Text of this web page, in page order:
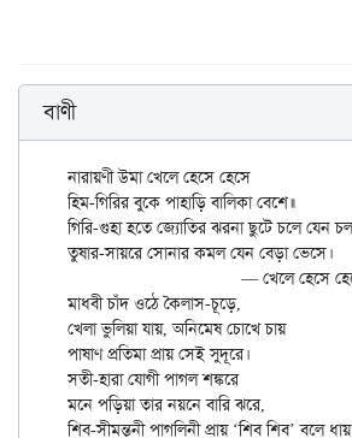
বাণী
নারায়ণী উমা খেলে হেসে হেসে
হিম-গিরির বুকে পাহাড়ি বালিকা বেশে॥
গিরি-গুহা হতে জ্যোতির ঝরনা ছুটে চলে যেন
তুষার-সায়রে সোনার কমল যেন বেড়া ভেসে।
মাধবী চাঁদ ওঠে কৈলাস-চূড়ে,
খেলা ভুলিয়া যায়, অনিমেষ চোখে চায়
পাষাণ প্রতিমা প্রায় সেই সুদূরে।
সতী-হারা যোগী পাগল শঙ্করে
মনে পড়িয়া তার নয়নে বারি ঝরে,